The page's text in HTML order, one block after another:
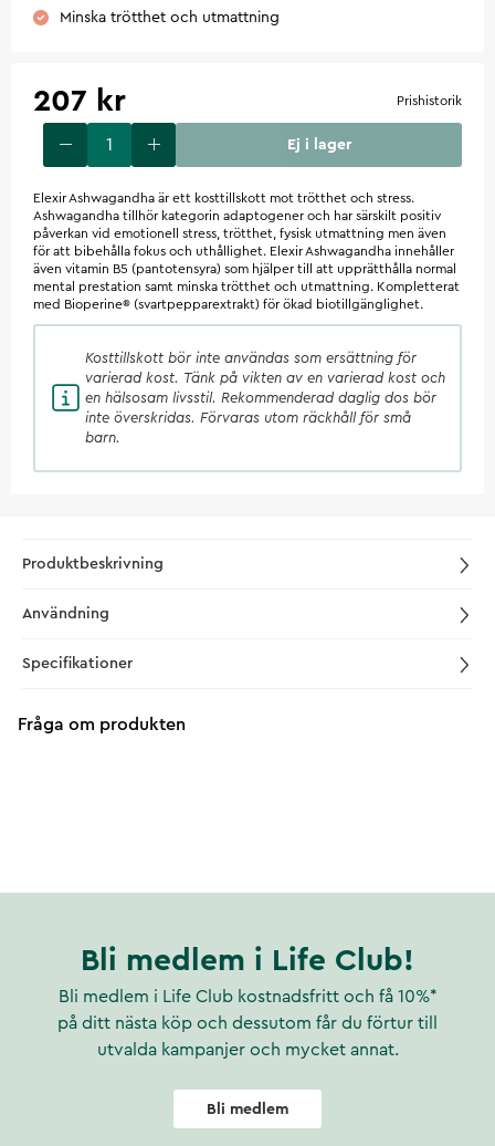
Minska trötthet och utmattning
207 kr Prishistorik
Ej i lager
Elexir Ashwagandha är ett kosttillskott mot trötthet och stress.
Ashwagandha tillhör kategorin adaptogener och har särskilt positiv
påverkan vid emotionell stress, trötthet, fysisk utmattning men även
för att bibehålla fokus och uthållighet. Elexir Ashwagandha innehåller
även vitamin B5 (pantotensyra) som hjälper till att upprätthålla normal
mental prestation samt minska trötthet och utmattning. Kompletterat
med Bioperine® (svartpepparextrakt) för ökad biotillgänglighet.
Kosttillskott bör inte användas som ersättning för
varierad kost. Tänk på vikten av en varierad kost och
en hälsosam livsstil. Rekommenderad daglig dos bör
inte överskridas. Förvaras utom räckhåll för små
barn.
Produktbeskrivning
Användning
Specifikationer
Fråga om produkten
Bli medlem i Life Club!
Bli medlem i Life Club kostnadsfritt och få 10%*
på ditt nästa köp och dessutom får du förtur till
utvalda kampanjer och mycket annat.
Bli medlem